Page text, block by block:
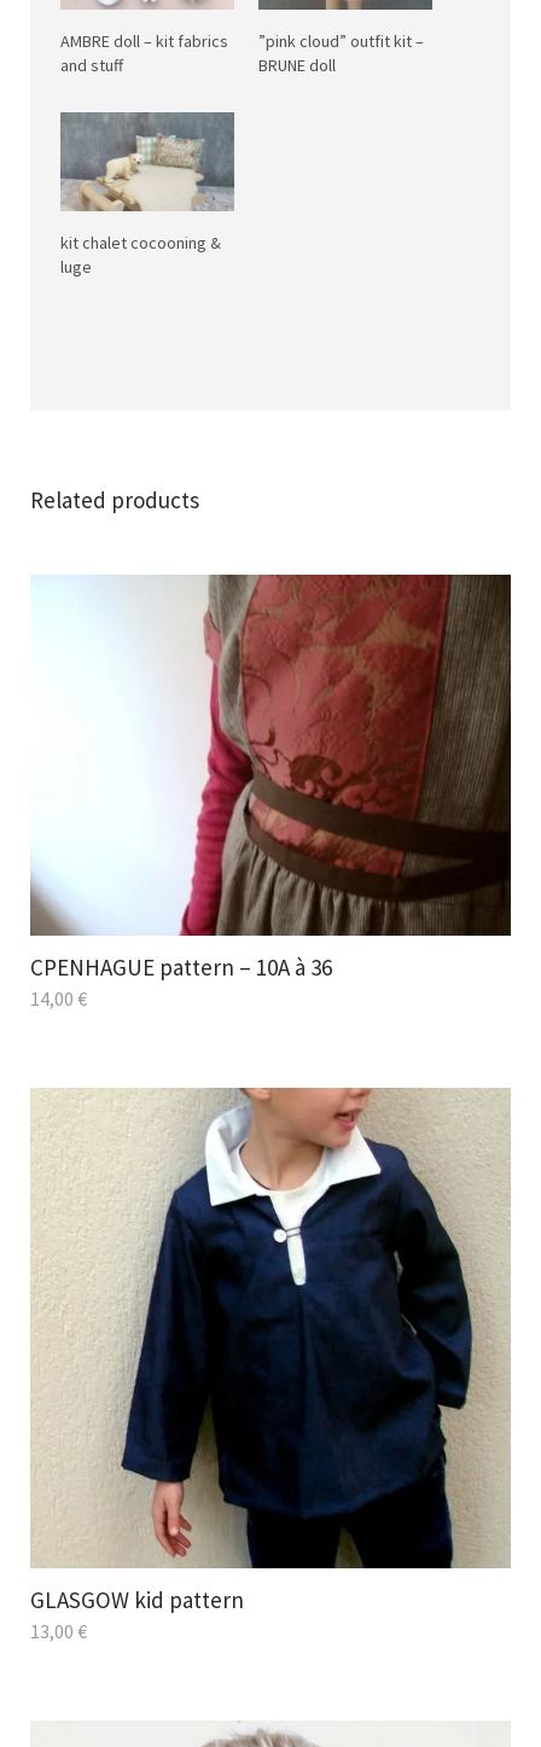
AMBRE doll – kit fabrics
and stuff
”pink cloud” outfit kit –
BRUNE doll
kit chalet cocooning &
luge
Related products
CPENHAGUE pattern – 10A à 36
14,00 €
GLASGOW kid pattern
13,00 €